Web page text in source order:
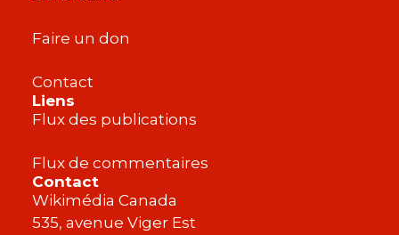
Contact
Wikimédia Canada
535, avenue Viger Est
Faire un don
Contact
Liens
Flux des publications
Flux de commentaires